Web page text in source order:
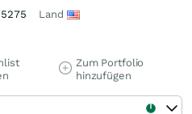
Land
Zum Portfolio
hinzufügen